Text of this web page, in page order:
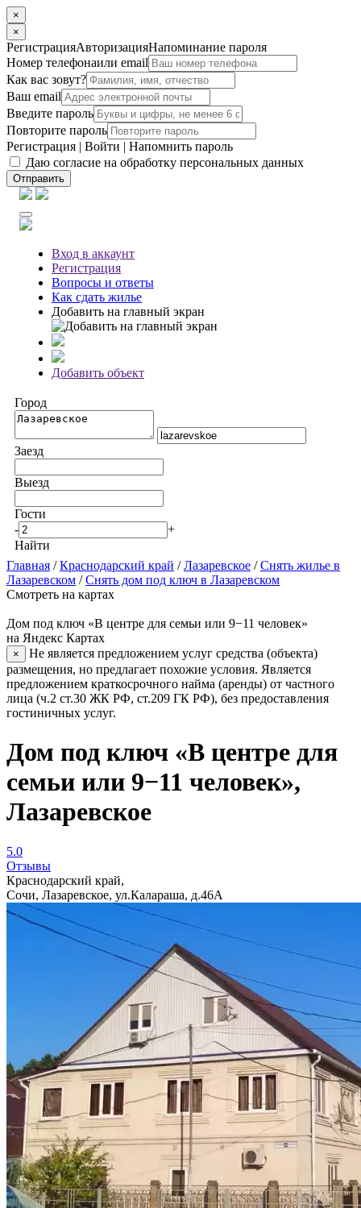
×
×
РегистрацияАвторизацияНапоминание пароля
Номер телефонаили email
Как вас зовут?
Ваш email
Введите пароль
Повторите пароль
Регистрация | Войти | Напомнить пароль
Даю согласие на обработку персональных данных
Отправить
Вход в аккаунт
Регистрация
Вопросы и ответы
Как сдать жилье
Добавить на главный экран
Добавить объект
Город
Заезд
Выезд
Гости
-
+
Найти
Главная /Краснодарский край /Лазаревское /Снять жилье в
Лазаревском /Снять дом под ключ в Лазаревском
Смотреть на картах
Дом под ключ «В центре для семьи или 9−11 человек»
на Яндекс Картах
×
Не является предложением услуг средства (объекта)
размещения, но предлагает похожие условия. Является
предложением краткосрочного найма (аренды) от частного
лица (ч.2 ст.30 ЖК РФ, ст.209 ГК РФ), без предоставления
гостиничных услуг.
Дом под ключ «В центре для
семьи или 9−11 человек»,
Лазаревское
5.0
Отзывы
Краснодарский край,
Сочи, Лазаревское, ул.Калараша, д.46А